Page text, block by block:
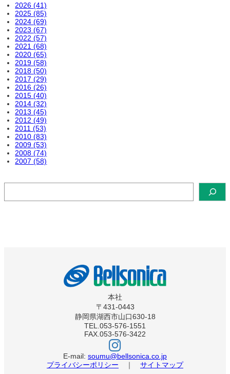
2026 (41)
2025 (85)
2024 (69)
2023 (67)
2022 (57)
2021 (68)
2020 (65)
2019 (58)
2018 (50)
2017 (29)
2016 (26)
2015 (40)
2014 (32)
2013 (45)
2012 (49)
2011 (53)
2010 (83)
2009 (53)
2008 (74)
2007 (58)
本社
〒431-0443
静岡県湖西市山口630-18
TEL.053-576-1551
FAX.053-576-3422
ベ
ル
ソ
ニ
カ
E-mail: soumu@bellsonica.co.jp
プライバシーポリシー ｜ サイトマップ